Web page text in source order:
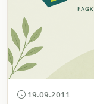
19.09.2011